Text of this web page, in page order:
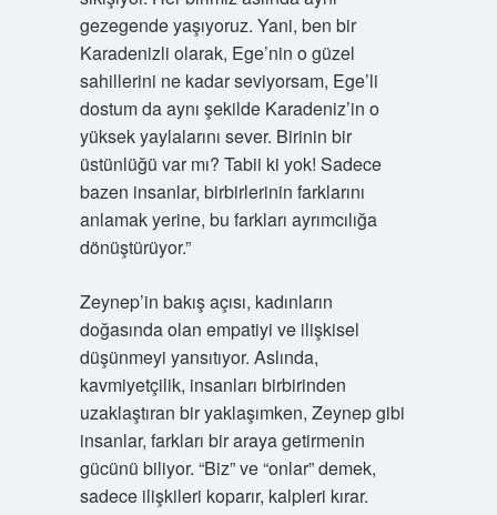
gezegende yaşıyoruz. Yani, ben bir
Karadenizli olarak, Ege’nin o güzel
sahillerini ne kadar seviyorsam, Ege’li
dostum da aynı şekilde Karadeniz’in o
yüksek yaylalarını sever. Birinin bir
üstünlüğü var mı? Tabii ki yok! Sadece
bazen insanlar, birbirlerinin farklarını
anlamak yerine, bu farkları ayrımcılığa
dönüştürüyor.”
Zeynep’in bakış açısı, kadınların
doğasında olan empatiyi ve ilişkisel
düşünmeyi yansıtıyor. Aslında,
kavmiyetçilik, insanları birbirinden
uzaklaştıran bir yaklaşımken, Zeynep gibi
insanlar, farkları bir araya getirmenin
gücünü biliyor. “Biz” ve “onlar” demek,
sadece ilişkileri koparır, kalpleri kırar.